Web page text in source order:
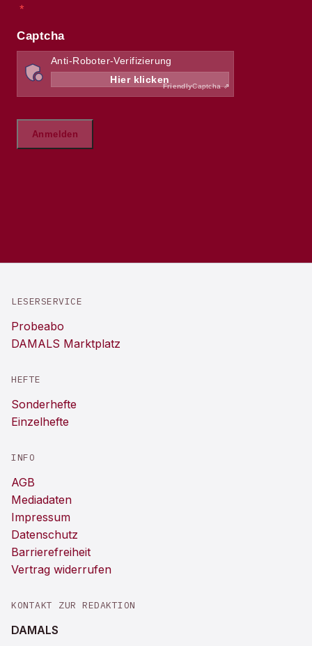
LESERSERVICE
Probeabo
DAMALS Marktplatz
HEFTE
Sonderhefte
Einzelhefte
INFO
AGB
Mediadaten
Impressum
Datenschutz
Barrierefreiheit
Vertrag widerrufen
KONTAKT ZUR REDAKTION
DAMALS